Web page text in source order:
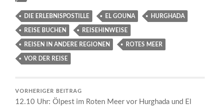
DIE ERLEBNISPOSTILLE EL GOUNA HURGHADA
REISE BUCHEN REISEHINWEISE
REISEN IN ANDERE REGIONEN ROTES MEER
VOR DER REISE
VORHERIGER BEITRAG
12.10 Uhr: Ölpest im Roten Meer vor Hurghada und El